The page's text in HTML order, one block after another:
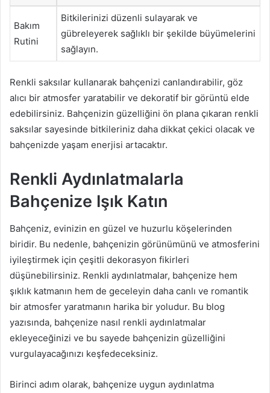
Bakım
Rutini
Bitkilerinizi düzenli sulayarak ve
gübreleyerek sağlıklı bir şekilde büyümelerini
sağlayın.
Renkli saksılar kullanarak bahçenizi canlandırabilir, göz
alıcı bir atmosfer yaratabilir ve dekoratif bir görüntü elde
edebilirsiniz. Bahçenizin güzelliğini ön plana çıkaran renkli
saksılar sayesinde bitkileriniz daha dikkat çekici olacak ve
bahçenizde yaşam enerjisi artacaktır.
Renkli Aydınlatmalarla
Bahçenize Işık Katın
Bahçeniz, evinizin en güzel ve huzurlu köşelerinden
biridir. Bu nedenle, bahçenizin görünümünü ve atmosferini
iyileştirmek için çeşitli dekorasyon fikirleri
düşünebilirsiniz. Renkli aydınlatmalar, bahçenize hem
şıklık katmanın hem de geceleyin daha canlı ve romantik
bir atmosfer yaratmanın harika bir yoludur. Bu blog
yazısında, bahçenize nasıl renkli aydınlatmalar
ekleyeceğinizi ve bu sayede bahçenizin güzelliğini
vurgulayacağınızı keşfedeceksiniz.
Birinci adım olarak, bahçenize uygun aydınlatma